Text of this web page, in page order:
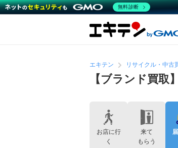
エキテン リサイクル・中古
【ブランド買
お店に行
く
来て
もらう
無料診断